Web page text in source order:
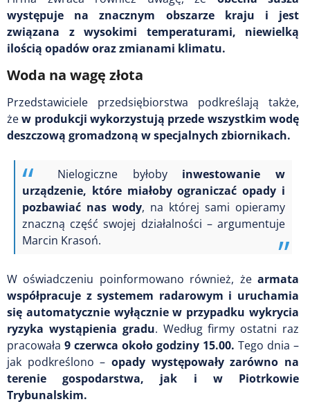
występuje na znacznym obszarze kraju i jest
związana z wysokimi temperaturami,
niewielką
ilością opadów oraz zmianami klimatu.
Woda na wagę złota
Przedstawiciele przedsiębiorstwa podkreślają także,
żew produkcji wykorzystują przede wszystkim wodę
deszczową gromadzoną w specjalnych zbiornikach.
Nielogiczne byłoby inwestowanie w
urządzenie, które miałoby ograniczać opady i
pozbawiać nas wody, na której sami opieramy
znaczną część swojej działalności – argumentuje
Marcin Krasoń.
W oświadczeniu poinformowano również, że armata
współpracuje z systemem radarowym i uruchamia
się automatycznie wyłącznie w przypadku wykrycia
ryzyka wystąpienia gradu. Według firmy ostatni raz
pracowała 9 czerwca około godziny 15.00. Tego dnia –
jak podkreślono – opady występowały zarówno na
terenie gospodarstwa, jak i w Piotrkowie
Trybunalskim.